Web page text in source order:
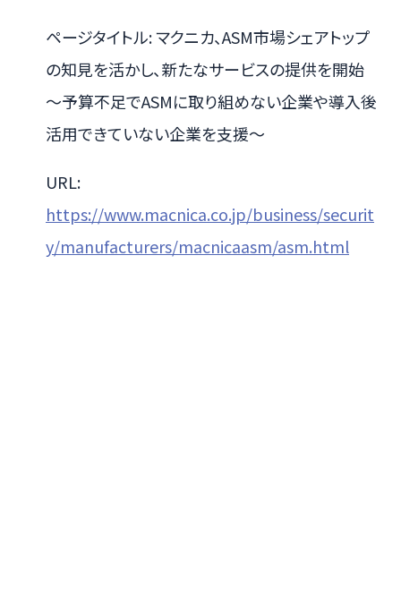
ページタイトル: マクニカ、ASM市場シェアトップ
の知見を活かし、新たなサービスの提供を開始
～予算不足でASMに取り組めない企業や導入後
活用できていない企業を支援～
URL:
https://www.macnica.co.jp/business/securit
y/manufacturers/macnicaasm/asm.html